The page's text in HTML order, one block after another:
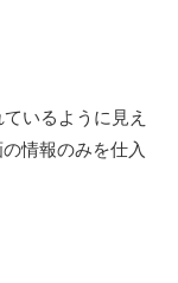
いるように見え
情報のみを仕入